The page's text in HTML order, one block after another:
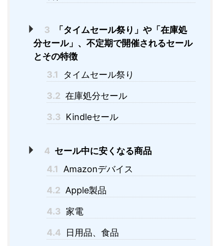
3
「タイムセール祭り」や「在庫処
分セール」、不定期で開催されるセール
とその特徴
3.1
タイムセール祭り
3.2 在庫処分セール
3.3 Kindleセール
4 セール中に安くなる商品
4.1
Amazonデバイス
4.2 Apple製品
4.3 家電
4.4 日用品、食品